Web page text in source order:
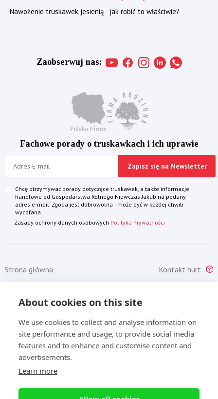
About cookies on this site
We use cookies to collect and analyse information on
site performance and usage, to provide social media
features and to enhance and customise content and
advertisements.
Learn more
Nawożenie truskawek jesienią - jak robić to właściwie?
Zaobserwuj nas:
Fachowe porady o truskawkach i ich uprawie
Zapisz się na Newsletter
Chcę otrzymywać porady dotyczące truskawek, a także informacje
handlowe od Gospodarstwa Rolnego Niewczas Jakub na podany
adres e-mail. Zgoda jest dobrowolna i może być w każdej chwili
wycofana.
Zasady ochrony danych osobowych Polityka Prywatności
Footer main
Strona główna
Jakość
O nas
Uprawa
Dostawa
Footer kontakt
Kontakt hurt
Deutsche Version
Русская версия
Regulamin